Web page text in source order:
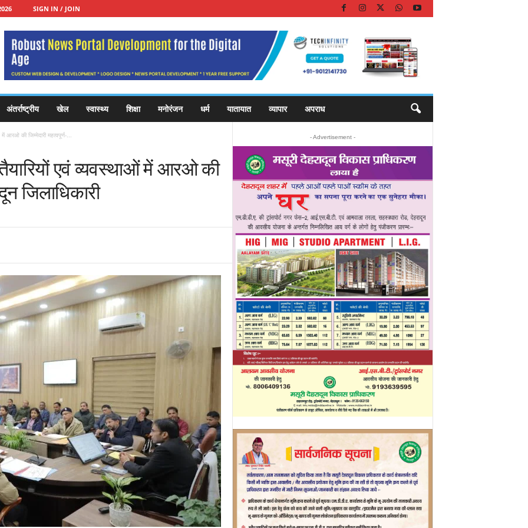
SIGN IN / JOIN
अंतर्राष्ट्रीय खेल स्वास्थ्य शिक्षा मनोरंजन धर्म यातायात व्यापार अपराध
आरओ की जिम्मेदारी महत्वपूर्ण-...
एवं व्यवस्थाओं में आरओ की
जिलाधिकारी
- Advertisement -